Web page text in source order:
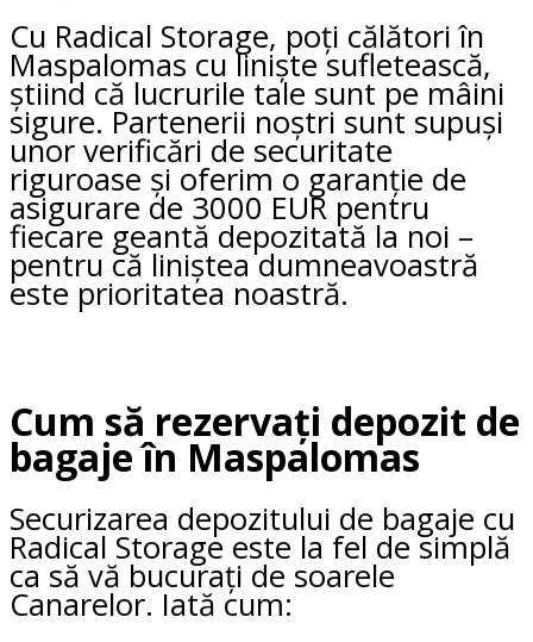
Cu Radical Storage, poți călători în
Maspalomas cu liniște sufletească,
știind că lucrurile tale sunt pe mâini
sigure. Partenerii noștri sunt supuși
unor verificări de securitate
riguroase și oferim o garanție de
asigurare de 3000 EUR pentru
fiecare geantă depozitată la noi –
pentru că liniștea dumneavoastră
este prioritatea noastră.
Cum să rezervați depozit de
bagaje în Maspalomas
Securizarea depozitului de bagaje cu
Radical Storage este la fel de simplă
ca să vă bucurați de soarele
Canarelor. Iată cum: